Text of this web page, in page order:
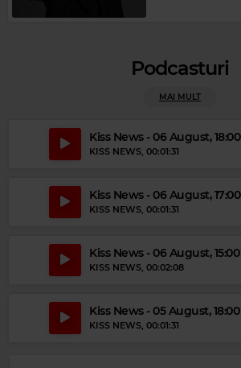
Magic Party Mix
MAGIC PARTY MIX–MAGIC PARTY MIX
Podcasturi
MAI MULT
Kiss News - 06 August, 18:00
KISS NEWS, 00:01:31
Kiss News - 06 August, 17:00
KISS NEWS, 00:01:31
Kiss News - 06 August, 15:00
KISS NEWS, 00:02:08
Kiss News - 05 August, 18:00
KISS NEWS, 00:01:31